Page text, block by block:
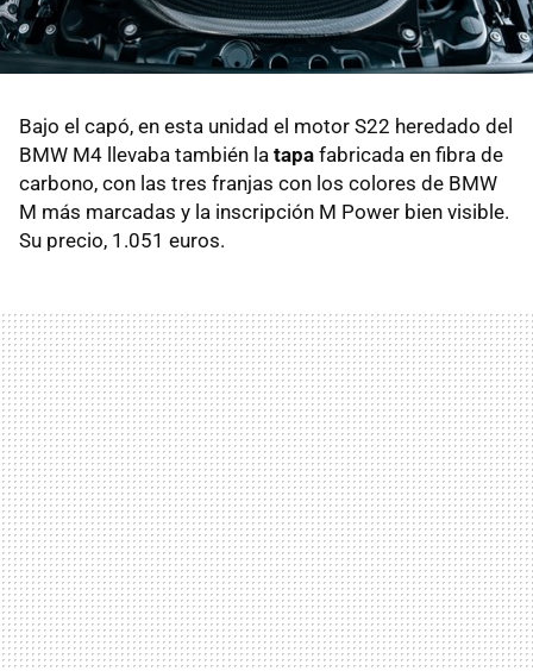
Bajo el capó, en esta unidad el motor S22 heredado del
BMW M4 llevaba también la tapa fabricada en fibra de
carbono, con las tres franjas con los colores de BMW
M más marcadas y la inscripción M Power bien visible.
Su precio, 1.051 euros.